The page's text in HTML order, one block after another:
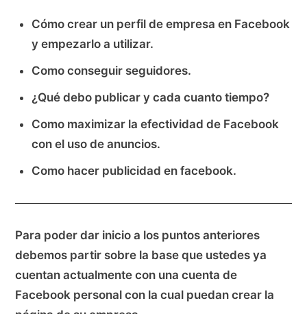
Cómo crear un perfil de empresa en Facebook
y empezarlo a utilizar.
Como conseguir seguidores.
¿Qué debo publicar y cada cuanto tiempo?
Como maximizar la efectividad de Facebook
con el uso de anuncios.
Como hacer publicidad en facebook.
Para poder dar inicio a los puntos anteriores
debemos partir sobre la base que ustedes ya
cuentan actualmente con una cuenta de
Facebook personal con la cual puedan crear la